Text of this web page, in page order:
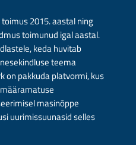
2015. aastal ning
toimunud igal aastal.
keda huvitab
teema
on pakkuda platvormi, kus
masinõppe
uurimissuunasid selles